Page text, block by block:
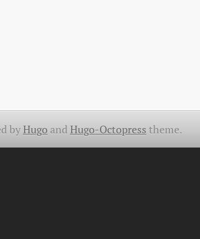
byHugoandHugo-Octopress theme.